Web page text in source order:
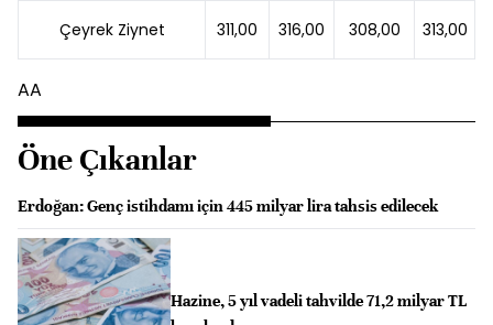
Çeyrek Ziynet 311,00 316,00 308,00 313,00
AA
Öne Çıkanlar
Erdoğan: Genç istihdamı için 445 milyar lira tahsis edilecek
Hazine, 5 yıl vadeli tahvilde 71,2 milyar TL